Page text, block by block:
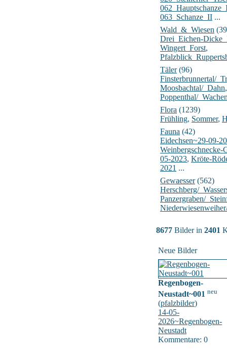
063_Schanze_II ...
Wald_&_Wiesen
Drei_Eichen-
Wingert_Forst,
Täler(96)
Finsterbrunnertal/
Moosbachtal/_Dahn,
Poppenthal/
Flora (1239)
Frühling, Sommer,
Fauna (42)
Eidechsen~29-09-
Weinbergschnecke-
05-2023, Kröte-
2021 ...
Gewaesser(562)
Herschberg/
Panzergraben/
8677 Bilder in 2401
Neue Bilder
Regenbogen-
Neustadt~001 neu
(pfalzbilder)
14-05-
2026~Regenbogen-
Neustadt
Kommentare: 0